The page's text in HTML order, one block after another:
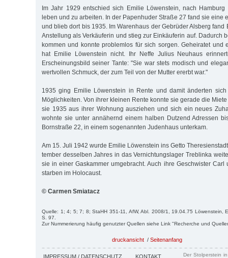
Im Jahr 1929 entschied sich Emilie Löwenstein, nach
leben und zu arbeiten. In der Papenhuder Straße 27 fand sie eine
und blieb dort bis 1935. Im Warenhaus der Gebrüder Als­berg fand
An­stellung als Verkäuferin und stieg zur Einkäuferin auf. Dadurch
kom­men und konnte problemlos für sich sorgen. Gehei­ratet und
hat Emilie Löwenstein nicht. Ihr Neffe Julius Neuhaus
Erschei­nungs­bild seiner Tante: "Sie war stets modisch und
wertvollen Schmuck, der zum Teil von der Mutter ererbt war."
1935 ging Emilie Löwenstein in Rente und damit änderten
Mög­lichkeiten. Von ihrer kleinen Rente konnte sie gerade die
sie 1935 aus ihrer Wohnung ausziehen und sich ein neues
wohnte sie unter annähernd einem halben Dutzend Adressen
Bornstraße 22, in einem sogenannten Judenhaus unterkam.
Am 15. Juli 1942 wurde Emilie Löwenstein ins Getto
tem­ber desselben Jahres in das Vernichtungslager Treblinka
sie in einer Gaskammer umgebracht. Auch ihre Geschwister Carl
starben im Holocaust.
© Carmen Smiatacz
Quelle: 1; 4; 5; 7; 8; StaHH 351-11, AfW, Abl. 2008/1, 19.04.75 Löwenstein,
S. 97.
Zur Nummerierung häufig genutzter Quellen siehe Link "Recherche und
druckansicht / Seitenanfang
IMPRESSUM / DATENSCHUTZ KONTAKT
Der Stolperstein